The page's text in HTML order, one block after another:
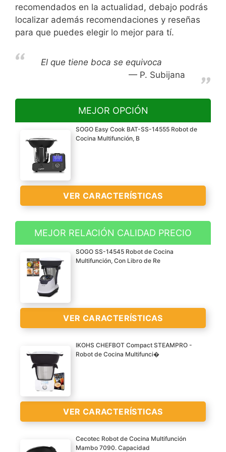
recomendados en la actualidad, debajo podrás
localizar además recomendaciones y reseñas
para que puedes elegir lo mejor para tí.
El que tiene boca se equivoca
P. Subijana
MEJOR OPCIÓN
SOGO Easy Cook BAT-SS-14555 Robot de
Cocina Multifunción, B
VER CARACTERÍSTICAS
VER
CARACTERÍSTICAS
MEJOR RELACIÓN CALIDAD PRECIO
SOGO SS-14545 Robot de Cocina
Multifunción, Con Libro de Re
VER CARACTERÍSTICAS
VER
IKOHS CHEFBOT Compact STEAMPRO -
Robot de Cocina Multifunci�
VER CARACTERÍSTICAS
Cecotec Robot de Cocina Multifunción
Mambo 7090. Capacidad